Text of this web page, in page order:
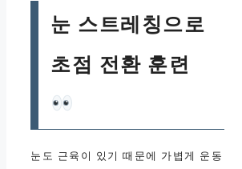
눈 스트레칭으로
초점 전환 훈련
눈도 근육이 있기 때문에 가볍게 운동